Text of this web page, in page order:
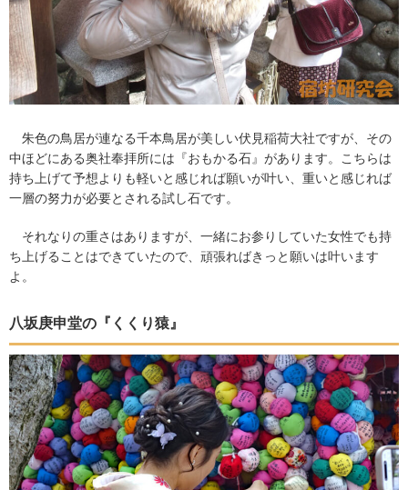
朱色の鳥居が連なる千本鳥居が美しい伏見稲荷大社ですが、その
中ほどにある奥社奉拝所には『おもかる石』があります。こちらは
持ち上げて予想よりも軽いと感じれば願いが叶い、重いと感じれば
一層の努力が必要とされる試し石です。
それなりの重さはありますが、一緒にお参りしていた女性でも持
ち上げることはできていたので、頑張ればきっと願いは叶います
よ。
八坂庚申堂の『くくり猿』